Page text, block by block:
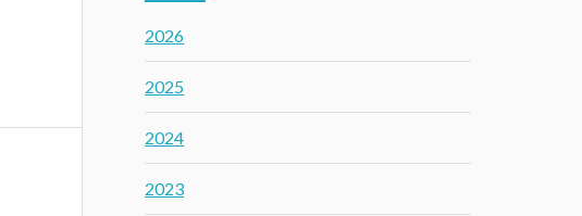
2026
2025
2024
2023